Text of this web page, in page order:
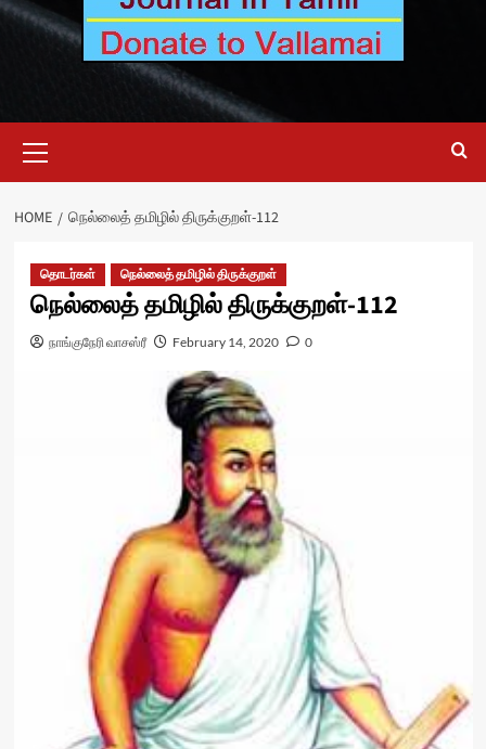
Menu
HOME நெல்லைத் தமிழில் திருக்குறள்-112
தொடர்கள் நெல்லைத் தமிழில் திருக்குறள்
நெல்லைத் தமிழில் திருக்குறள்-112
நாங்குநேரி வாசஸ்ரீ February 14, 2020 0